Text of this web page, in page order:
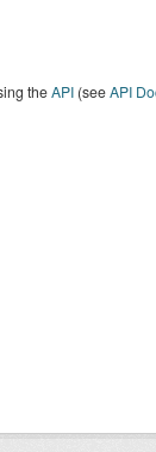
theAPI(seeAPI